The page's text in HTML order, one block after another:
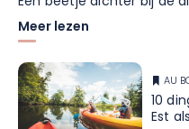
Meer lezen
AU
10
Est